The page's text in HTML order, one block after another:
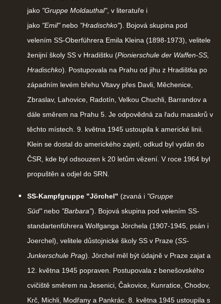
jako "Gruppe Moldauthal", v literatuře i
jako "Emil" nebo "Hradischko"). Bojová skupina pod
velením SS-Oberführera Emila Kleina (1898-1973), velitele
ženijní školy SS v Hradištku (Pionierschule der Waffen-SS,
Hradischko). Postupovala na Prahu od jihu z Hradištka po
západním levém břehu Vltavy přes Davli, Měchenice,
Zbraslav, Lahovice, Radotín, Velkou Chuchli, Barrandov a
dále směrem na Prahu 5. Je odpovědná za řadu masakrů v
těchto místech. 9. května 1945 ustoupila k americké linii.
Klein se dostal do amerického zajetí, odkud byl vydán do
ČSR, kde byl odsouzen k 20 letům vězení. V roce 1964 byl
propuštěn a odjel do SRN.
SS-Kampfgruppe "Jörchel" (zvaná i "Gruppe
Süd" nebo "Barbara"). Bojová skupina pod velením SS-
standartenführera Wolfganga Jörchela (1907-1945, psán i
Joerchel), velitele důstojnické školy SS v Praze (SS-
Junkerschule Prag). Jörchel měl být údajně v Praze zajat a
12. května 1945 popraven. Postupovala z benešovského
cvičiště směrem na Jesenici, Čakovice, Kunratice, Chodov,
Krč, Michli, Modřany a Pankrác. 8. května 1945 ustoupila s